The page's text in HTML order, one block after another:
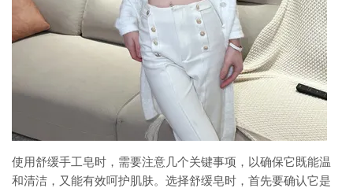
使用舒缓手工皂时，需要注意几个关键事项，以确保它既能温
和清洁，又能有效呵护肌肤。选择舒缓皂时，首先要确认它是